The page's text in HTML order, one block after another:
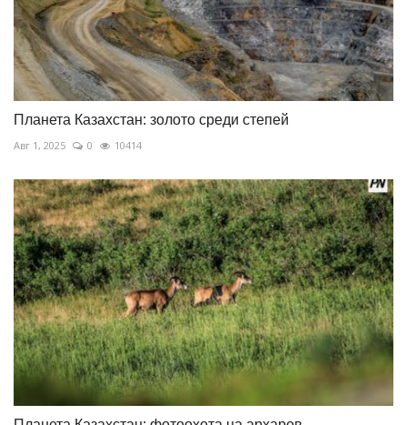
Планета Казахстан: золото среди степей
Авг 1, 2025 0 10414